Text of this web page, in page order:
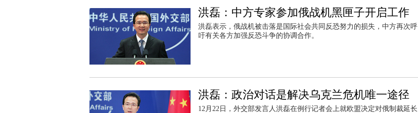
洪磊：中方专家参加俄战机黑匣子开启工作
洪磊表示，俄战机被击落是国际社会共同反恐努力的损失，中方再次呼
吁有关各方加强反恐斗争的协调合作。
洪磊：政治对话是解决乌克兰危机唯一途径
12月22日，外交部发言人洪磊在例行记者会上就欧盟决定对俄制裁延长